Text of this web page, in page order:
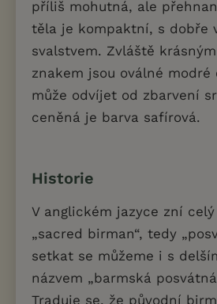
příliš mohutná, ale
těla je kompaktní, s dobře
svalstvem. Zvláště
znakem jsou oválné modré
může odvíjet od zbarvení
ceněná je barva safírová.
Historie
V anglickém jazyce zní
„sacred birman“, tedy
setkat se můžeme i s
názvem „barmská
Traduje se, že původní